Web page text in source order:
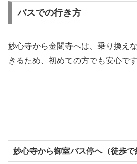
バスでの行き方
妙心寺から金閣寺へは、乗り換え
きるため、初めての方でも安心です
妙心寺から御室バス停へ（徒歩で